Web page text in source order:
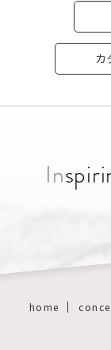
カ
In
home